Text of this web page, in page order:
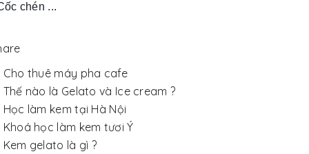
chén ...
Cho thuê máy pha cafe
Thế nào là Gelato và Ice cream ?
Học làm kem tại Hà Nội
Khoá học làm kem tươi Ý
Kem gelato là gì ?